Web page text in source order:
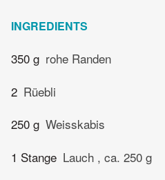
INGREDIENTS
350 g rohe Randen
2 Rüebli
250 g Weisskabis
1 Stange Lauch , ca. 250 g